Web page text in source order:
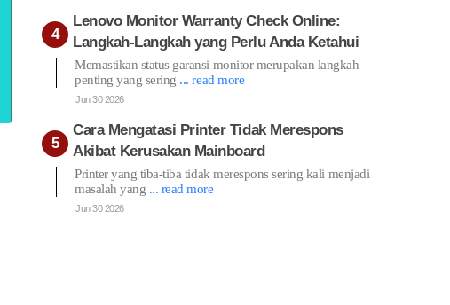
Lenovo Monitor Warranty Check Online:
Langkah-Langkah yang Perlu Anda Ketahui
Memastikan status garansi monitor merupakan langkah
penting yang sering ... read more
Jun 30 2026
Cara Mengatasi Printer Tidak Merespons
Akibat Kerusakan Mainboard
Printer yang tiba-tiba tidak merespons sering kali menjadi
masalah yang ... read more
Jun 30 2026